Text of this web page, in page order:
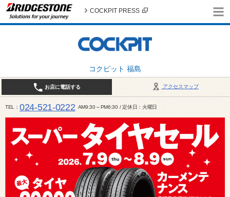
コクピット 福島
COCKPIT PRESS
アクセスマップ
お店に電話する
TEL 024-521-0222 AM9:30～PM6:30 / 定休日：火曜日